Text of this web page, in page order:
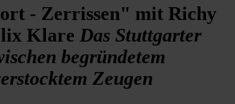
- Zerrissen" mit Richy
Klare Das Stuttgarter
begründetem
Zeugen